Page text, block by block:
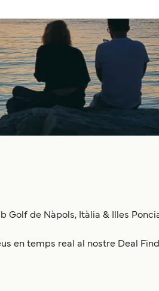
Golf de Nàpols, Itàlia & Illes
en temps real al nostre Deal